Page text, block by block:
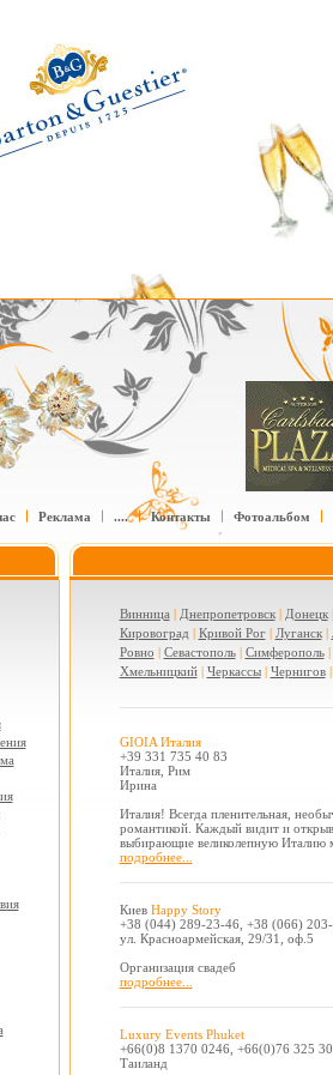
Реклама .... Контакты Фотоальбом
Винница | Днепропетровск| Донецк
Кировоград | Кривой Рог| Луганск|
Ровно | Севастополь| Симферополь|
Хмельницкий| Черкассы| Чернигов
GIOIA Италия
+39 331 735 40 83
Италия, Рим
Ирина
Италия! Всегда пленительная,
романтикой. Каждый видит и
выбирающие великолепную Италию
подробнее...
Киев Happy Story
+38 (044) 289-23-46, +38 (066)
ул. Красноармейская, 29/31, оф.5
Организация свадеб
подробнее...
Luxury Events Phuket
+66(0)8 1370 0246, +66(0)76 325
Таиланд